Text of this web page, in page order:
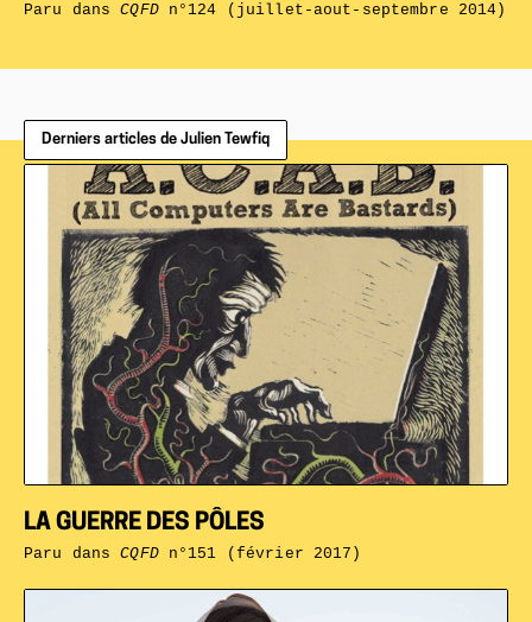
Paru dansCQFDn°124 (juillet-aout-septembre 2014)
Derniers articles de Julien Tewfiq
LA GUERRE DES PÔLES
Paru dansCQFDn°151 (février 2017)